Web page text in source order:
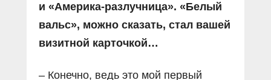
и «Америка-разлучница». «Белый
вальс», можно сказать, стал вашей
визитной карточкой…
– Конечно, ведь это мой первый